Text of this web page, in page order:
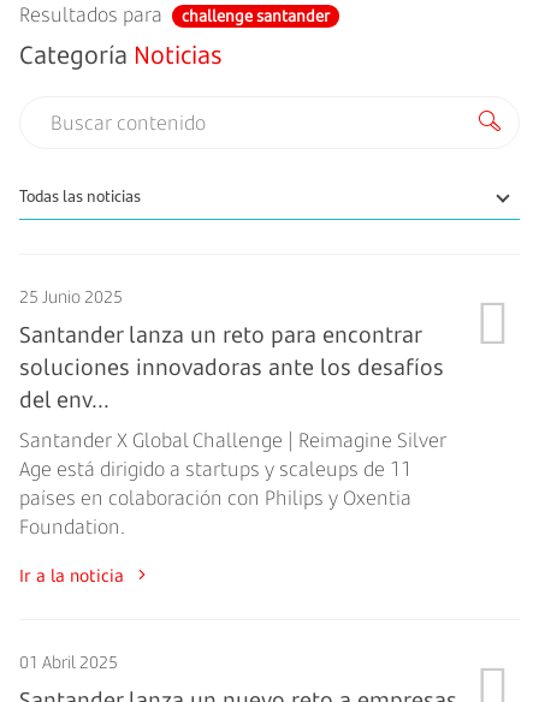
Resultados para challenge santander
Categoría Noticias
25 Junio 2025
Santander lanza un reto para encontrar
soluciones innovadoras ante los desafíos
del env...
Santander X Global Challenge | Reimagine Silver
Age está dirigido a startups y scaleups de 11
países en colaboración con Philips y Oxentia
Foundation.
Ir a la noticia
01 Abril 2025